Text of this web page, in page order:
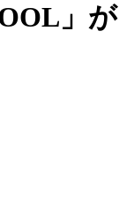
」が